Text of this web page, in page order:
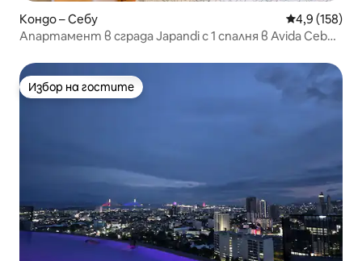
Кондо – Себу Средна
4,9 (158)
Апартамент в сграда Japandi с 1 спалня в Avida Cebu
Избор на гостите
Избор на гостите